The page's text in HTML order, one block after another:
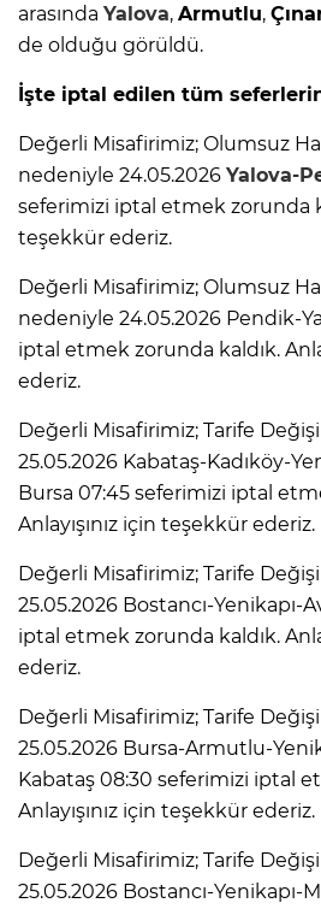
arasında Yalova, Armutlu,
de olduğu görüldü.
İşte iptal edilen tüm
Değerli Misafirimiz; Olumsuz
nedeniyle 24.05.2026 Yalova-
seferimizi iptal etmek zorunda
teşekkür ederiz.
Değerli Misafirimiz; Olumsuz
nedeniyle 24.05.2026 Pendik-
iptal etmek zorunda kaldık.
ederiz.
Değerli Misafirimiz; Tarife
25.05.2026 Kabataş-Kadıköy-
Bursa 07:45 seferimizi iptal
Anlayışınız için teşekkür ederiz.
Değerli Misafirimiz; Tarife
25.05.2026 Bostancı-Yenikapı-
iptal etmek zorunda kaldık.
ederiz.
Değerli Misafirimiz; Tarife
25.05.2026 Bursa-Armutlu-
Kabataş 08:30 seferimizi iptal
Anlayışınız için teşekkür ederiz.
Değerli Misafirimiz; Tarife
25.05.2026 Bostancı-Yenikapı-